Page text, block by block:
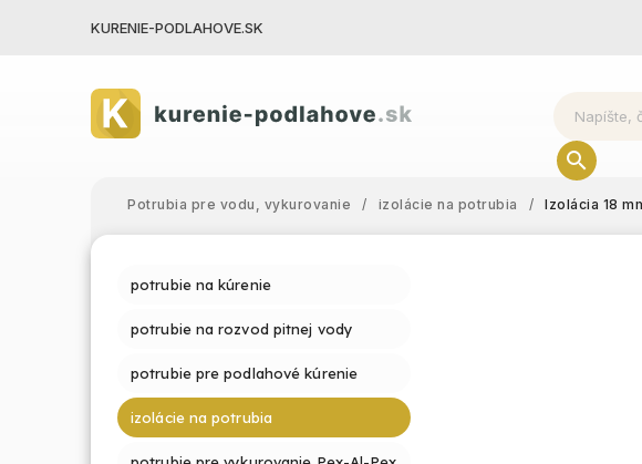
KURENIE-PODLAHOVE.SK
Potrubia pre vodu, vykurovanie / izolácie na potrubia / Izolácia 18
potrubie na kúrenie
potrubie na rozvod pitnej vody
potrubie pre podlahové kúrenie
izolácie na potrubia